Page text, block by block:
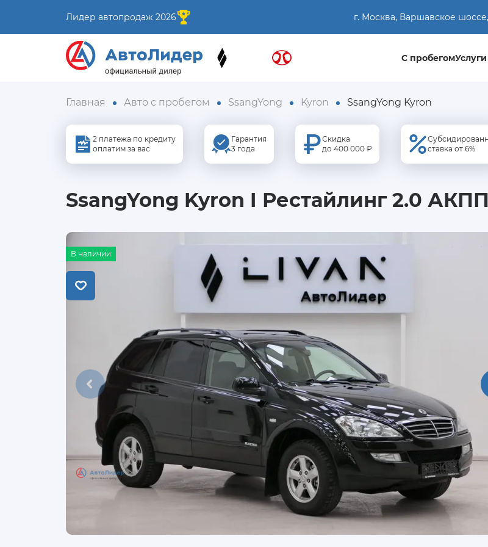
Лидер автопродаж 2026 г. Москва, Варшавское шоссе,
С пробегомУслуги
Главная Авто с пробегом SsangYong Kyron SsangYong Kyron
2 платежа по кредиту
оплатим за вас
Гарантия
3 года
Скидка
до 400 000 ₽
ставка от 6%
SsangYong Kyron I Рестайлинг 2.0
В наличии